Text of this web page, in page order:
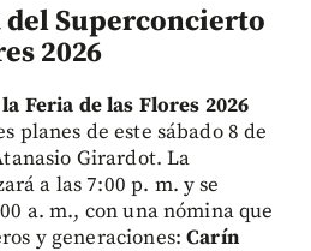
del Superconcierto
2026
Feria de las Flores 2026
planes de este sábado 8 de
Girardot. La
a las 7:00 p. m. y se
a. m., con una nómina que
y generaciones:Carín